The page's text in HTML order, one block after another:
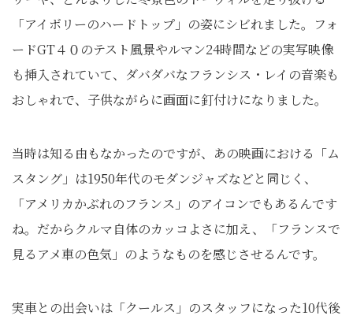
「アイボリーのハードトップ」の姿にシビれました。フォ
ードGT４０のテスト風景やルマン24時間などの実写映像
も挿入されていて、ダバダバなフランシス・レイの音楽も
おしゃれで、子供ながらに画面に釘付けになりました。
当時は知る由もなかったのですが、あの映画における「ム
スタング」は1950年代のモダンジャズなどと同じく、
「アメリカかぶれのフランス」のアイコンでもあるんです
ね。だからクルマ自体のカッコよさに加え、「フランスで
見るアメ車の色気」のようなものを感じさせるんです。
実車との出会いは「クールス」のスタッフになった10代後